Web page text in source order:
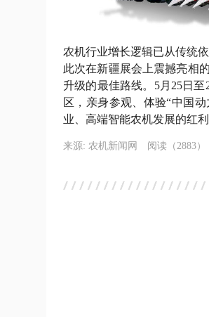
农机行业增长逻辑已从传统
此次在新疆展会上震撼亮相
升级的最佳路线。5月25日
区，亲身参观、体验“中国
业、高端智能农机发展的红利
来源: 农机新闻网 阅读（2883）